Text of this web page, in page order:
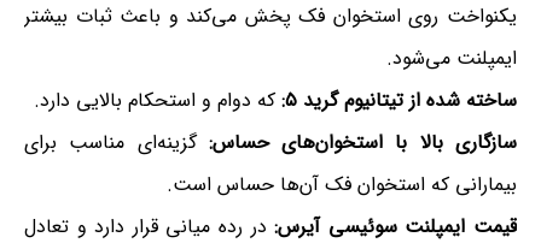
یکنواخت روی استخوان فک پخش می‌کند و باعث ثبات بیشتر
ایمپلنت می‌شود.
ساخته شده از تیتانیوم گرید ۵:
که دوام و استحکام بالایی دارد.
سازگاری بالا با استخوان‌های حساس: گزینه‌ای مناسب برای
بیمارانی که استخوان فک آن‌ها حساس است.
قیمت ایمپلنت سوئیسی آیرس:در رده‌ میانی قرار دارد و تعادل